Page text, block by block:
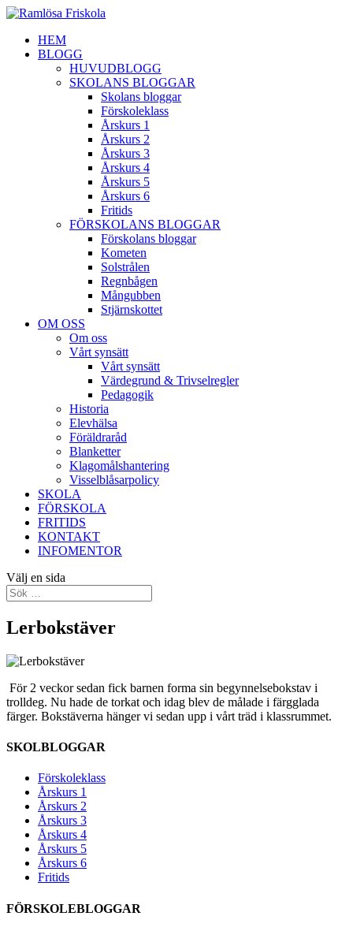
HEM
BLOGG
HUVUDBLOGG
SKOLANS BLOGGAR
Skolans bloggar
Förskoleklass
Årskurs 1
Årskurs 2
Årskurs 3
Årskurs 4
Årskurs 5
Årskurs 6
Fritids
FÖRSKOLANS BLOGGAR
Förskolans bloggar
Kometen
Solstrålen
Regnbågen
Mångubben
Stjärnskottet
OM OSS
Om oss
Vårt synsätt
Vårt synsätt
Värdegrund & Trivselregler
Pedagogik
Historia
Elevhälsa
Föräldraråd
Blanketter
Klagomålshantering
Visselblåsarpolicy
SKOLA
FÖRSKOLA
FRITIDS
KONTAKT
INFOMENTOR
Välj en sida
Lerbokstäver
För 2 veckor sedan fick barnen forma sin begynnelsebokstav i
trolldeg. Nu hade de torkat och idag blev de målade i färgglada
färger. Bokstäverna hänger vi sedan upp i vårt träd i klassrummet.
SKOLBLOGGAR
Förskoleklass
Årskurs 1
Årskurs 2
Årskurs 3
Årskurs 4
Årskurs 5
Årskurs 6
Fritids
FÖRSKOLEBLOGGAR